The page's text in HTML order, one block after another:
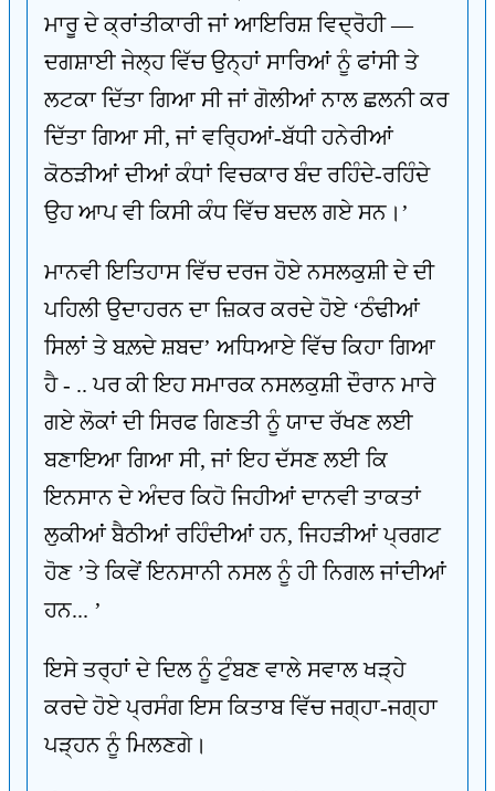
ਮਾਰੂ ਦੇ ਕ੍ਰਾਂਤੀਕਾਰੀ ਜਾਂ ਆਇਰਿਸ਼ ਵਿਦ੍ਰੋਹੀ —
ਦਗਸ਼ਾਈ ਜੇਲ੍ਹ ਵਿੱਚ ਉਨ੍ਹਾਂ ਸਾਰਿਆਂ ਨੂੰ ਫਾਂਸੀ ਤੇ
ਲਟਕਾ ਦਿੱਤਾ ਗਿਆ ਸੀ ਜਾਂ ਗੋਲੀਆਂ ਨਾਲ ਛਲਨੀ ਕਰ
ਦਿੱਤਾ ਗਿਆ ਸੀ, ਜਾਂ ਵਰ੍ਹਿਆਂ-ਬੱਧੀ ਹਨੇਰੀਆਂ
ਕੋਠੜੀਆਂ ਦੀਆਂ ਕੰਧਾਂ ਵਿਚਕਾਰ ਬੰਦ ਰਹਿੰਦੇ-ਰਹਿੰਦੇ
ਉਹ ਆਪ ਵੀ ਕਿਸੀ ਕੰਧ ਵਿੱਚ ਬਦਲ ਗਏ ਸਨ।’
ਮਾਨਵੀ ਇਤਿਹਾਸ ਵਿੱਚ ਦਰਜ ਹੋਏ ਨਸਲਕੁਸ਼ੀ ਦੇ ਦੀ
ਪਹਿਲੀ ਉਦਾਹਰਨ ਦਾ ਜ਼ਿਕਰ ਕਰਦੇ ਹੋਏ ‘ਠੰਢੀਆਂ
ਸਿਲਾਂ ਤੇ ਬਲ਼ਦੇ ਸ਼ਬਦ’ ਅਧਿਆਏ ਵਿੱਚ ਕਿਹਾ ਗਿਆ
ਹੈ - .. ਪਰ ਕੀ ਇਹ ਸਮਾਰਕ ਨਸਲਕੁਸ਼ੀ ਦੌਰਾਨ ਮਾਰੇ
ਗਏ ਲੋਕਾਂ ਦੀ ਸਿਰਫ ਗਿਣਤੀ ਨੂੰ ਯਾਦ ਰੱਖਣ ਲਈ
ਬਣਾਇਆ ਗਿਆ ਸੀ, ਜਾਂ ਇਹ ਦੱਸਣ ਲਈ ਕਿ
ਇਨਸਾਨ ਦੇ ਅੰਦਰ ਕਿਹੋ ਜਿਹੀਆਂ ਦਾਨਵੀ ਤਾਕਤਾਂ
ਲੁਕੀਆਂ ਬੈਠੀਆਂ ਰਹਿੰਦੀਆਂ ਹਨ, ਜਿਹੜੀਆਂ ਪ੍ਰਗਟ
ਹੋਣ ’ਤੇ ਕਿਵੇਂ ਇਨਸਾਨੀ ਨਸਲ ਨੂੰ ਹੀ ਨਿਗਲ ਜਾਂਦੀਆਂ
ਹਨ... ’
ਇਸੇ ਤਰ੍ਹਾਂ ਦੇ ਦਿਲ ਨੂੰ ਟੁੰਬਣ ਵਾਲੇ ਸਵਾਲ ਖੜ੍ਹੇ
ਕਰਦੇ ਹੋਏ ਪ੍ਰਸੰਗ ਇਸ ਕਿਤਾਬ ਵਿੱਚ ਜਗ੍ਹਾ-ਜਗ੍ਹਾ
ਪੜ੍ਹਨ ਨੂੰ ਮਿਲਣਗੇ।